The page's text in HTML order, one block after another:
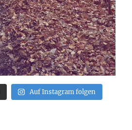
Auf Instagram folgen